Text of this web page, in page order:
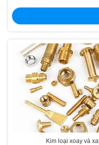
Kim loại xoay và